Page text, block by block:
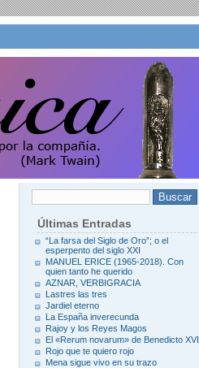
Últimas Entradas
“La farsa del Siglo de Oro”; o el
esperpento del siglo XXI
MANUEL ERICE (1965-2018). Con
quien tanto he querido
AZNAR, VERBIGRACIA
Lastres las tres
Jardiel eterno
La España inverecunda
Rajoy y los Reyes Magos
El «Rerum novarum» de Benedicto XVI
Rojo que te quiero rojo
Mena sigue vivo en su trazo